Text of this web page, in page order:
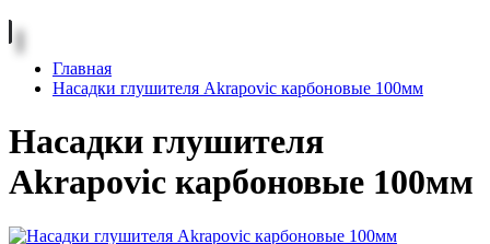
Главная
Насадки глушителя Akrapovic карбоновые 100мм
Насадки глушителя
Akrapovic карбоновые 100мм